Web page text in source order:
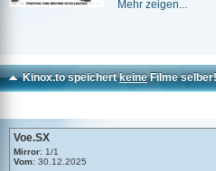
Mehr zeigen...
Kinox.to speichertkeineFilme
Voe.SX
Mirror: 1/1
Vom: 30.12.2025